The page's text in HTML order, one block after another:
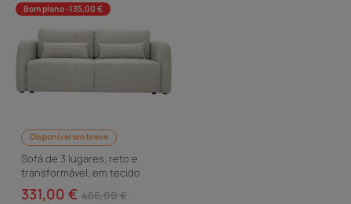
Bom plano -135,00 €
Disponível em breve
Sofá de 3 lugares, reto e
transformável, em tecido
«Concorde» - Bege
331,00 € 466,00 €